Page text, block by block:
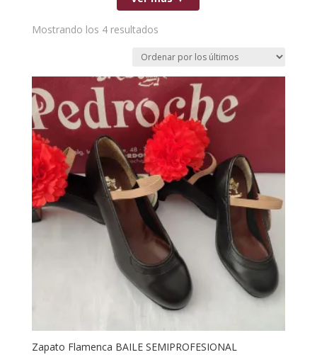
calidad, costuras reforzadas y un calzado nacional de
alta resistencia.
cuentan con un patronaje cómodo y un ajuste firme,
ideales tanto para aguantar las largas jornadas en el
real de la feria como para las clases y ensayos de
danza. Explora nuestro catálogo y encuentra el par de
zapatos tradicionales perfecto para toda la familia con
la total confianza, durabilidad y confort de una
fabricación de origen 100% español.
Mostrando los 4 resultadosOrdenado
los
últimos
Zapato Flamenca BAILE SEMIPROFESIONAL